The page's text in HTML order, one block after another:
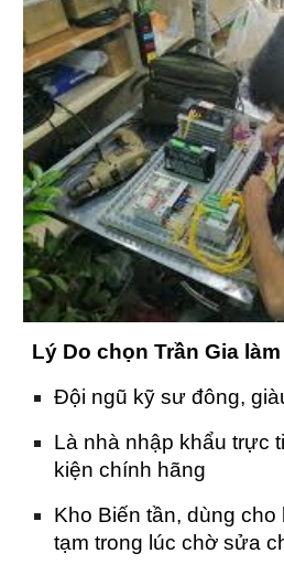
Lý Do chọn Trần Gia
Đội ngũ kỹ sư đông,
Là nhà nhập khẩu trực
kiện chính hãng
Kho Biến tần, dùng
tạm trong lúc chờ sửa